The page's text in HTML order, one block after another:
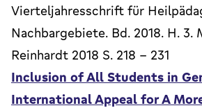
Vierteljahresschrift für
Nachbargebiete. Bd. 2018. H. 3.
Reinhardt 2018 S. 218 - 231
Inclusion of All Students in
International Appeal for A